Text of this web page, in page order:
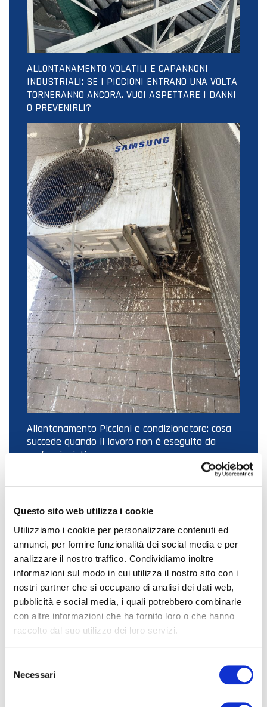
Questo sito web utilizza i cookie
Utilizziamo i cookie per personalizzare contenuti ed
annunci, per fornire funzionalità dei social media e per
analizzare il nostro traffico. Condividiamo inoltre
informazioni sul modo in cui utilizza il nostro sito con i
nostri partner che si occupano di analisi dei dati web,
pubblicità e social media, i quali potrebbero combinarle
con altre informazioni che ha fornito loro o che hanno
raccolto dal suo utilizzo dei loro servizi.
Necessari
ALLONTANAMENTO VOLATILI E CAPANNONI
INDUSTRIALI: SE I PICCIONI ENTRANO UNA VOLTA
TORNERANNO ANCORA. VUOI ASPETTARE I DANNI
O PREVENIRLI?
Allontanamento Piccioni e condizionatore: cosa
succede quando il lavoro non è eseguito da
professionisti